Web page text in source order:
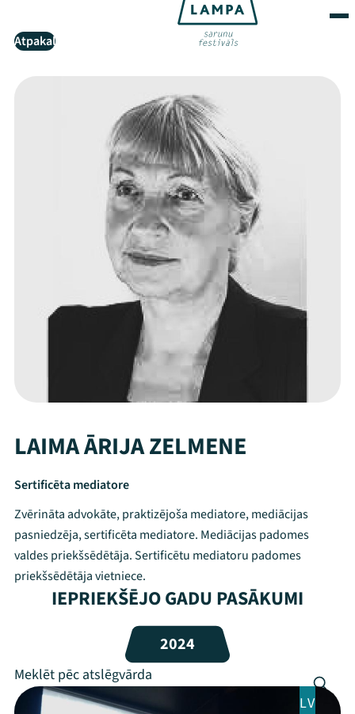
Mana programma
Festivāls
Programma
Atpakaļ
LAIMA ĀRIJA ZELMENE
Sertificēta mediatore
Zvērināta advokāte, praktizējoša mediatore, mediācijas
pasniedzēja, sertificēta mediatore. Mediācijas padomes
valdes priekšsēdētāja. Sertificētu mediatoru padomes
priekšsēdētāja vietniece.
IEPRIEKŠĒJO GADU PASĀKUMI
2024
LV